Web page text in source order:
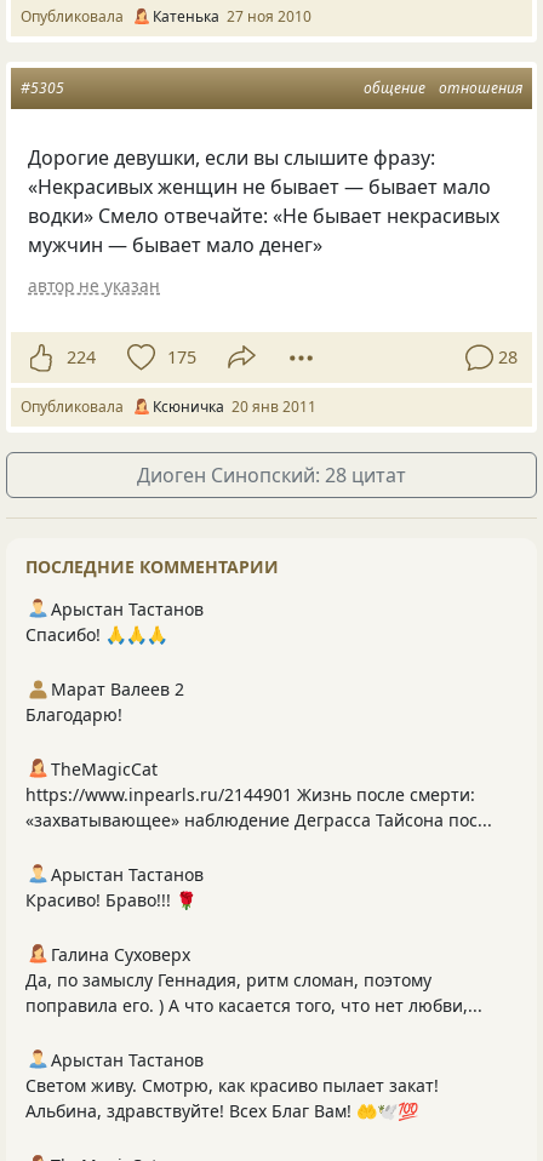
Опубликовала Катенька 27 ноя 2010
общение отношения
#5305
Дорогие девушки, если вы слышите фразу:
«Некрасивых женщин не бывает — бывает мало
водки» Смело отвечайте: «Не бывает некрасивых
мужчин — бывает мало денег»
автор не указан
224 175 28
Опубликовала Ксюничка 20 янв 2011
Диоген Синопский: 28 цитат
ПОСЛЕДНИЕ КОММЕНТАРИИ
Арыстан Тастанов
Спасибо! 🙏🙏🙏
Марат Валеев 2
Благодарю!
TheMagicCat
https://www.inpearls.ru/2144901 Жизнь после смерти:
«захватывающее» наблюдение Деграсса Тайсона пос...
Арыстан Тастанов
Красиво! Браво!!! 🌹
Галина Суховерх
Да, по замыслу Геннадия, ритм сломан, поэтому
поправила его. ) А что касается того, что нет любви,...
Арыстан Тастанов
Светом живу. Смотрю, как красиво пылает закат!
Альбина, здравствуйте! Всех Благ Вам! 🤲🕊️💯